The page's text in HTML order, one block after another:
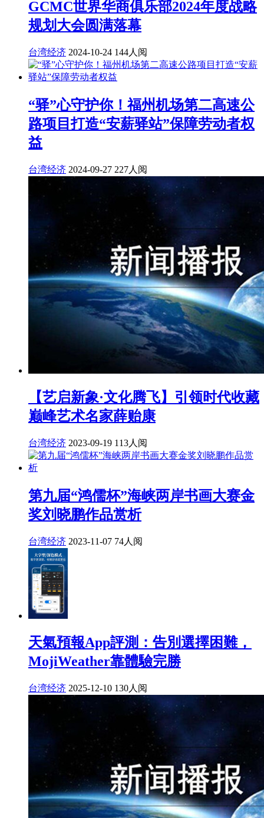
GCMC世界华商俱乐部2024年度战略
规划大会圆满落幕
台湾经济 2024-10-24 144人阅
“驿”心守护你！福州机场第二高速公
路项目打造“安薪驿站”保障劳动者权
益
台湾经济 2024-09-27 227人阅
【艺启新象·文化腾飞】引领时代收藏
巅峰艺术名家薛贻康
台湾经济 2023-09-19 113人阅
第九届“鸿儒杯”海峡两岸书画大赛金
奖刘晓鹏作品赏析
台湾经济 2023-11-07 74人阅
天氣預報App評測：告別選擇困難，
MojiWeather靠體驗完勝
台湾经济 2025-12-10 130人阅